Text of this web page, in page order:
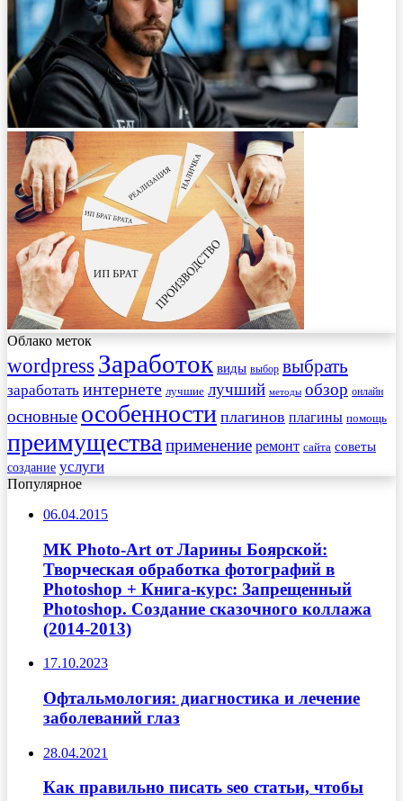
Облако меток
wordpress Заработок виды выбор выбрать
заработать интернете лучшие лучший методы обзор онлайн
основные особенности плагинов плагины помощь
преимущества применение ремонт сайта советы
создание услуги
Популярное
06.04.2015
МК Photo-Art от Ларины Боярской:
Творческая обработка фотографий в
Photoshop + Книга-курс: Запрещенный
Photoshop. Создание сказочного коллажа
(2014-2013)
17.10.2023
Офтальмология: диагностика и лечение
заболеваний глаз
28.04.2021
Как правильно писать seo статьи, чтобы